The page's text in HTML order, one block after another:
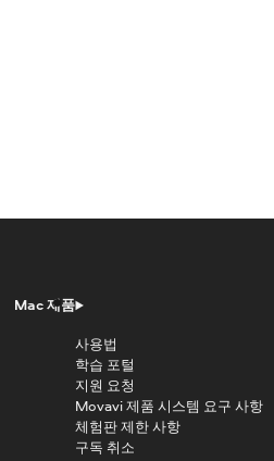
Mac 제품
사용법
학습 포털
지원 요청
Movavi 제품 시스템 요구 사항
체험판 제한 사항
구독 취소